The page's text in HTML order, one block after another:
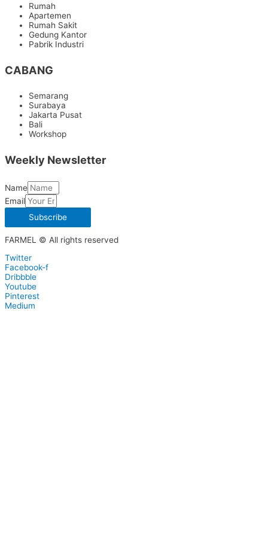
Rumah
Apartemen
Rumah Sakit
Gedung Kantor
Pabrik Industri
CABANG
Semarang
Surabaya
Jakarta Pusat
Bali
Workshop
Weekly Newsletter
Name
Email
Subscribe
FARMEL © All rights reserved
Twitter
Facebook-f
Dribbble
Youtube
Pinterest
Medium